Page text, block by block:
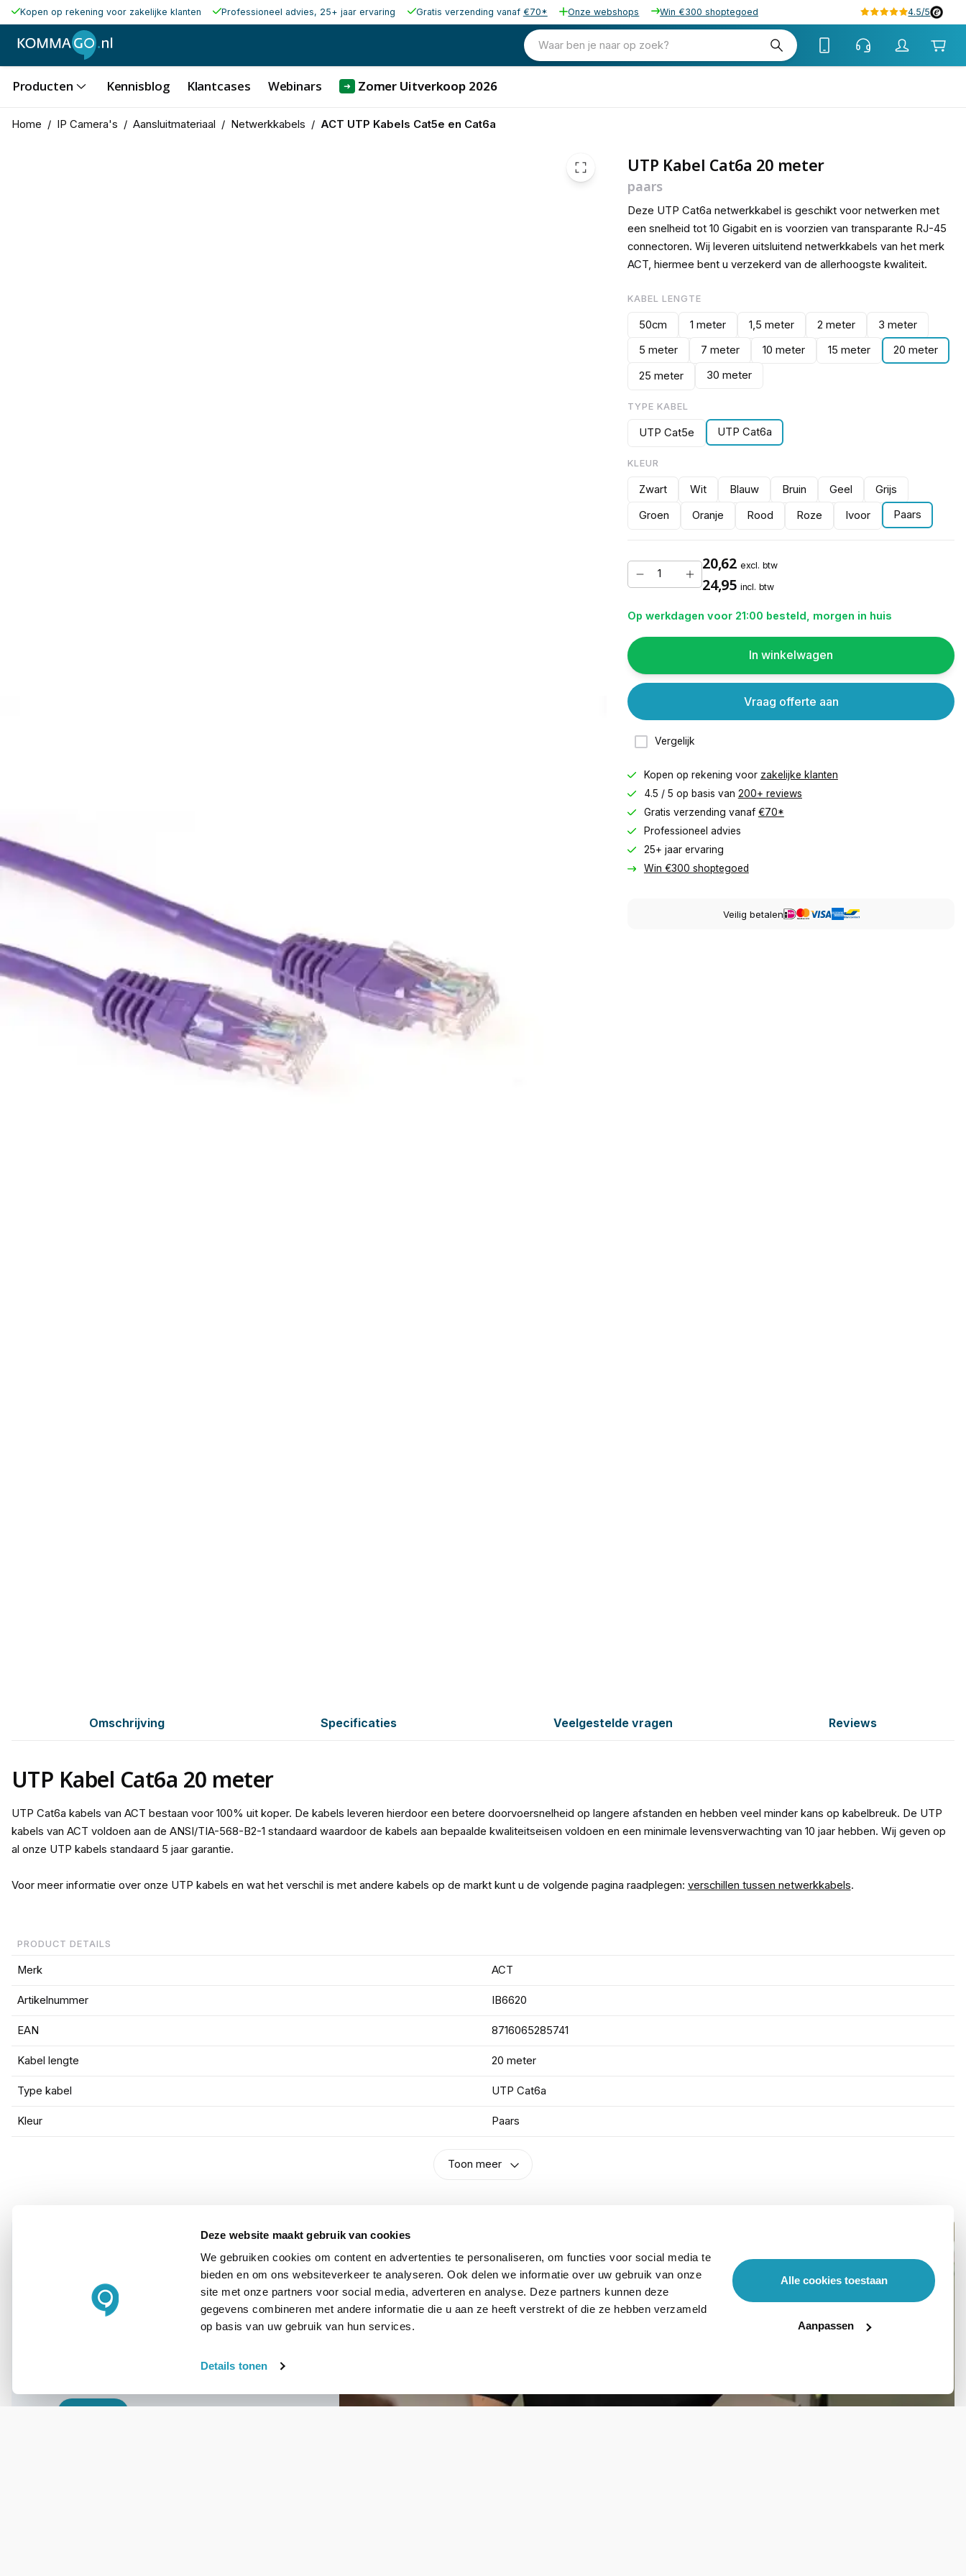
Deze website maakt gebruik van cookies
We gebruiken cookies om content en advertenties te personaliseren, om functies voor social media te
bieden en om ons websiteverkeer te analyseren. Ook delen we informatie over uw gebruik van onze
site met onze partners voor social media, adverteren en analyse. Deze partners kunnen deze
gegevens combineren met andere informatie die u aan ze heeft verstrekt of die ze hebben verzameld
op basis van uw gebruik van hun services.
Details tonen
Alle cookies toestaan
Aanpassen
Kopen op rekening voor zakelijke klanten Professioneel advies, 25+ jaar ervaring Gratis verzending vanaf €70* Onze webshops Win €300 shoptegoed 4.5/5
Waar ben je naar op zoek?
Producten Kennisblog Klantcases Webinars ➜ Zomer Uitverkoop 2026
Home / IP Camera's / Aansluitmateriaal / Netwerkkabels / ACT UTP Kabels Cat5e en Cat6a
UTP Kabel Cat6a 20 meter
paars
Deze UTP Cat6a netwerkkabel is geschikt voor netwerken met
een snelheid tot 10 Gigabit en is voorzien van transparante RJ-45
connectoren. Wij leveren uitsluitend netwerkkabels van het merk
ACT, hiermee bent u verzekerd van de allerhoogste kwaliteit.
KABEL LENGTE
50cm 1 meter 1,5 meter 2 meter
3 meter
5 meter
7 meter 10 meter 15 meter
20 meter
25 meter
30 meter
TYPE KABEL
UTP Cat5e UTP Cat6a
KLEUR
Zwart Wit Blauw Bruin Geel
Grijs
Groen
Oranje Rood Roze Ivoor Paars
20,62 excl. btw
24,95 incl. btw
Op werkdagen voor 21:00 besteld, morgen in huis
In winkelwagen
Vergelijk
Vraag offerte aan
Kopen op rekening voor zakelijke klanten
4.5 / 5 op basis van 200+ reviews
Gratis verzending vanaf €70*
Professioneel advies
25+ jaar ervaring
Win €300 shoptegoed
Veilig betalen
Omschrijving Specificaties Veelgestelde vragen Reviews
UTP Kabel Cat6a 20 meter
UTP Cat6a kabels van ACT bestaan voor 100% uit koper. De kabels leveren hierdoor een betere doorvoersnelheid op langere afstanden en hebben veel minder kans op kabelbreuk. De UTP
kabels van ACT voldoen aan de ANSI/TIA-568-B2-1 standaard waardoor de kabels aan bepaalde kwaliteitseisen voldoen en een minimale levensverwachting van 10 jaar hebben. Wij geven op
al onze UTP kabels standaard 5 jaar garantie.
Voor meer informatie over onze UTP kabels en wat het verschil is met andere kabels op de markt kunt u de volgende pagina raadplegen: verschillen tussen netwerkkabels.
PRODUCT DETAILS
Merk ACT
Artikelnummer IB6620
EAN 8716065285741
Kabel lengte 20 meter
Type kabel UTP Cat6a
Kleur Paars
Toon meer
Vraag het onze
€ 1,15